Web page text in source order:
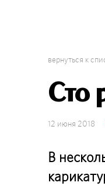
вернуться к
Сто
12 июня 2018
В